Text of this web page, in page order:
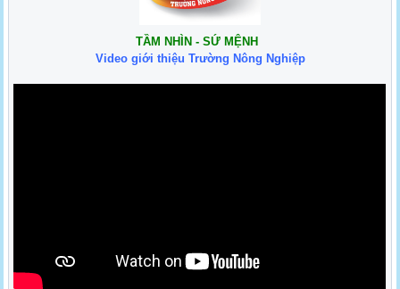
TẦM NHÌN - SỨ MỆNH
Video giới thiệu Trường Nông Nghiệp